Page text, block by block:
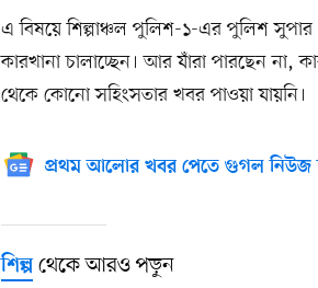
এ বিষয়ে শিল্পাঞ্চল পুলিশ-১-এর পুলিশ
কারখানা চালাচ্ছেন। আর যাঁরা পারছেন না,
থেকে কোনো সহিংসতার খবর পাওয়া যায়নি।
প্রথম আলোর খবর পেতে গুগল নিউজ
শিল্পথেকে আরও পড়ুন